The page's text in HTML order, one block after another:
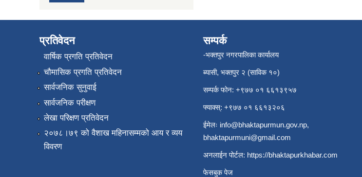
प्रतिवेदन
वार्षिक प्रगति प्रतिवेदन
चौमासिक प्रगति प्रतिवेदन
सार्वजनिक सुनुवाई
सार्वजनिक परीक्षण
लेखा परिक्षण प्रतिवेदन
२०७८।७९ को वैशाख महिनासम्मको आय र व्यय
विवरण
सम्पर्क
-भक्तपुर नगरपालिका कार्यालय
ब्यासी, भक्तपुर २ (साविक १०)
सम्पर्क फोन: +९७७ ०१ ६६१३९५७
फ्याक्स्: +९७७ ०१ ६६१३२०६
ईमेलः info@bhaktapurmun.gov.np,
bhaktapurmuni@gmail.com
अनलाईन पोर्टल: https://bhaktapurkhabar.com
फेसबुक पेज